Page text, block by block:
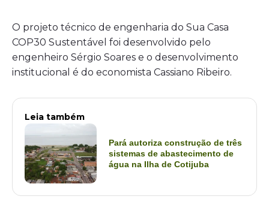
O projeto técnico de engenharia do Sua Casa
COP30 Sustentável foi desenvolvido pelo
engenheiro Sérgio Soares e o desenvolvimento
institucional é do economista Cassiano Ribeiro.
Leia também
Pará autoriza construção de três
sistemas de abastecimento de
água na Ilha de Cotijuba